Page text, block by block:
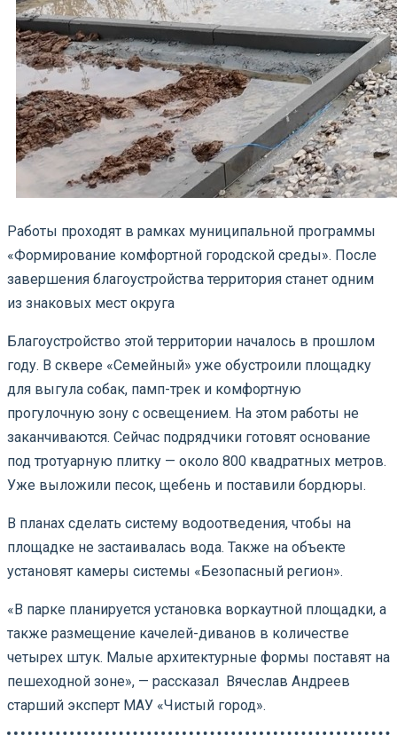
Работы проходят в рамках муниципальной программы
«Формирование комфортной городской среды». После
завершения благоустройства территория станет одним
из знаковых мест округа
Благоустройство этой территории началось в прошлом
году. В сквере «Семейный» уже обустроили площадку
для выгула собак, памп-трек и комфортную
прогулочную зону с освещением. На этом работы не
заканчиваются. Сейчас подрядчики готовят основание
под тротуарную плитку — около 800 квадратных метров.
Уже выложили песок, щебень и поставили бордюры.
В планах сделать систему водоотведения, чтобы на
площадке не застаивалась вода. Также на объекте
установят камеры системы «Безопасный регион».
«В парке планируется установка воркаутной площадки, а
также размещение качелей-диванов в количестве
четырех штук. Малые архитектурные формы поставят на
пешеходной зоне», — рассказал Вячеслав Андреев
старший эксперт МАУ «Чистый город».